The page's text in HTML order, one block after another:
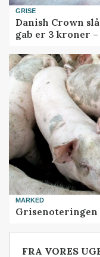
GRISE
Danish Crown
gab er 3 kroner
MARKED
FRA VORES